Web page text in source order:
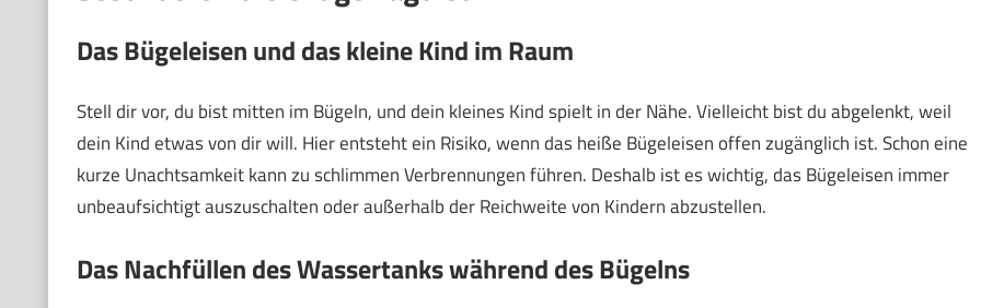
Das Bügeleisen und das kleine Kind im Raum
Stell dir vor, du bist mitten im Bügeln, und dein kleines Kind spielt in der Nähe. Vielleicht bist du abgelenkt, weil
dein Kind etwas von dir will. Hier entsteht ein Risiko, wenn das heiße Bügeleisen offen zugänglich ist. Schon eine
kurze Unachtsamkeit kann zu schlimmen Verbrennungen führen. Deshalb ist es wichtig, das Bügeleisen immer
unbeaufsichtigt auszuschalten oder außerhalb der Reichweite von Kindern abzustellen.
Das Nachfüllen des Wassertanks während des Bügelns